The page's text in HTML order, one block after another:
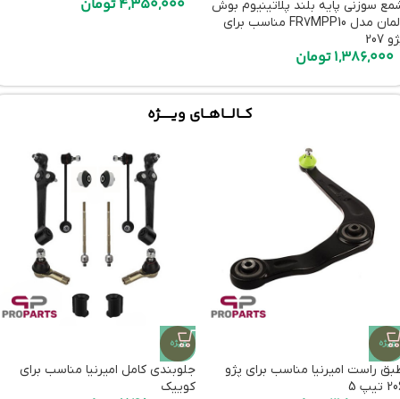
سوزنی پایه بلند پلاتینیوم بوش
آلمان مدل FR7MPP10 مناسب برای
207
1,386,000تومان
4,350,000تومان
کـــالــــاهـــای ویـــــــژه
ویژه
راست امیرنیا مناسب برای پژو
تیپ 5
ویژه
جلوبندی کامل امیرنیا مناسب برای
کوییک